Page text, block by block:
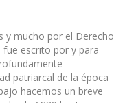
y mucho por el Derecho
fue escrito por y para
patriarcal de la época
hacemos un breve